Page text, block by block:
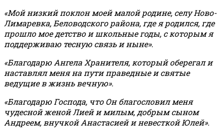
«Мой низкий поклон моей малой родине, селу Ново-
Лимаревка, Беловодского района, где я родился, где
прошло мое детство и школьные годы, с которым я
поддерживаю тесную связь и ныне».
«Благодарю Ангела Хранителя, который оберегал и
наставлял меня на пути праведные и святые
ведущие в жизнь вечную».
«Благодарю Господа, что Он благословил меня
чудесной женой Лией и милым, добрым сыном
Андреем, внучкой Анастасией и невесткой Юлей».